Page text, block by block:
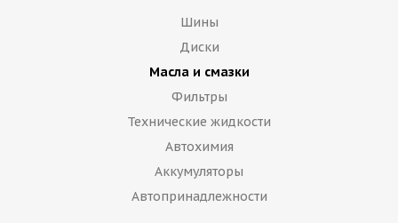
Шины
Диски
Масла и смазки
Фильтры
Технические жидкости
Автохимия
Аккумуляторы
Автопринадлежности